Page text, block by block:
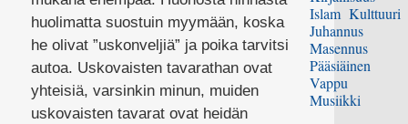
huolimatta suostuin myymään, koska
he olivat ”uskonveljiä” ja poika tarvitsi
autoa. Uskovaisten tavarathan ovat
yhteisiä, varsinkin minun, muiden
uskovaisten tavarat ovat heidän
Islam Kulttuuri
Juhannus
Masennus
Pääsiäinen
Vappu
Musiikki